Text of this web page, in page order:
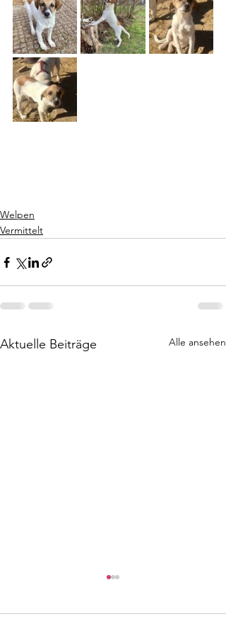
Welpen
Vermittelt
Aktuelle Beiträge Alle ansehen